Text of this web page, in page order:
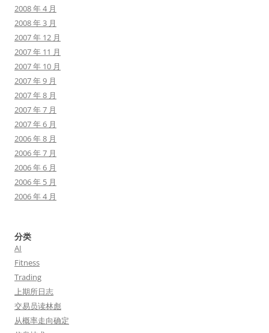
2008 年 4 月
2008 年 3 月
2007 年 12 月
2007 年 11 月
2007 年 10 月
2007 年 9 月
2007 年 8 月
2007 年 7 月
2007 年 6 月
2006 年 8 月
2006 年 7 月
2006 年 6 月
2006 年 5 月
2006 年 4 月
分类
AI
Fitness
Trading
上期所日志
交易员读林彪
从概率走向确定